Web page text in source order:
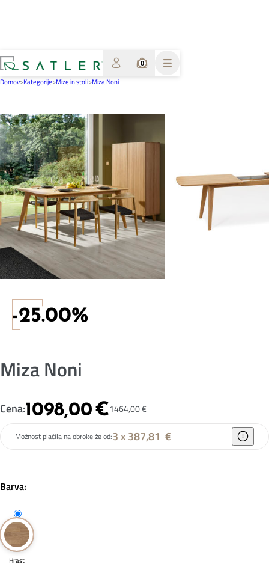
0
Domov>Kategorije>Mize in stoli>Miza Noni
-25.00%
Miza Noni
Cena:1098,00€1464,00€
Možnost plačila na obroke že od:3 x 387,81 €
Barva:
Hrast